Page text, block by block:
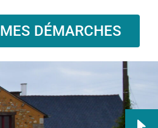
MES DÉMARCHES